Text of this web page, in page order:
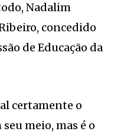
Nadalim
concedido
de Educação da
certamente o
meio, mas é o